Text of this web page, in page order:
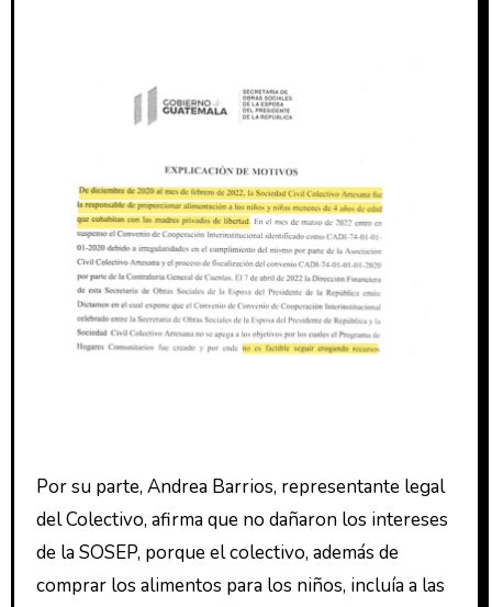
Por su parte, Andrea Barrios, representante legal
del Colectivo, afirma que no dañaron los intereses
de la SOSEP, porque el colectivo, además de
comprar los alimentos para los niños, incluía a las